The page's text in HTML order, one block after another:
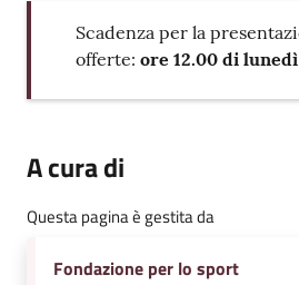
Scadenza per la
offerte: ore 12.00 di
A cura di
Questa pagina è gestita da
Fondazione per lo sport